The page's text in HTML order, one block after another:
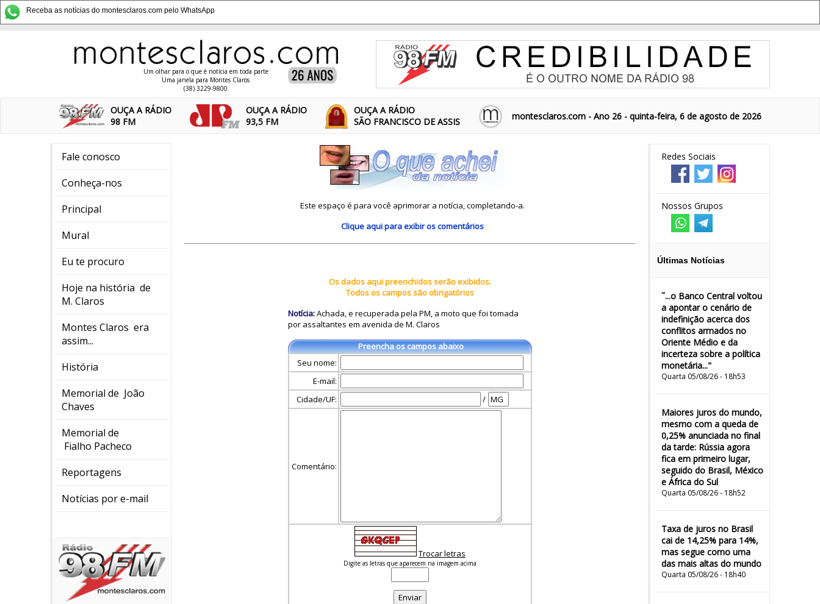
Receba as notícias do montesclaros.com pelo WhatsApp
Um olhar para o que é notícia em toda parte
Uma janela para Montes Claros
(38) 3229-9800
OUÇA A RÁDIO
98 FM
OUÇA A RÁDIO
93,5 FM
OUÇA A RÁDIO
SÃO FRANCISCO DE ASSIS
montesclaros.com - Ano 26 - quinta-feira, 6 de agosto de 2026
Fale conosco
Conheça-nos
Principal
Mural
Eu te procuro
Hoje na história de
M. Claros
Montes Claros era
assim...
História
Memorial de João
Chaves
Memorial de
Fialho Pacheco
Reportagens
Notícias por e-mail
Redes Sociais
Nossos Grupos
Últimas Notícias
˜...o Banco Central voltou
a apontar o cenário de
indefinição acerca dos
conflitos armados no
Oriente Médio e da
incerteza sobre a política
monetária..."
Quarta 05/08/26 - 18h53
Maiores juros do mundo,
mesmo com a queda de
0,25% anunciada no final
da tarde: Rússia agora
fica em primeiro lugar,
seguido do Brasil, México
e África do Sul
Quarta 05/08/26 - 18h52
Taxa de juros no Brasil
cai de 14,25% para 14%,
mas segue como uma
das mais altas do mundo
Quarta 05/08/26 - 18h40
Este espaço é para você aprimorar a notícia, completando-a.
Clique aquipara exibir os comentários
Os dados aqui preenchidos serão exibidos.
Todos os campos são obrigatórios
Notícia:Achada, e recuperada pela PM, a moto que foi tomada
por assaltantes em avenida de M. Claros
Preencha os campos abaixo
Seu nome:
E-mail:
Cidade/UF:
/
Comentário:
Trocar letras
Digite as letras que aparecem na imagem acima